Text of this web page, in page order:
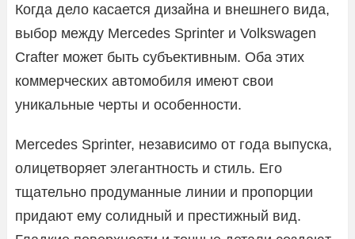
Когда дело касается дизайна и внешнего вида,
выбор между Mercedes Sprinter и Volkswagen
Crafter может быть субъективным. Оба этих
коммерческих автомобиля имеют свои
уникальные черты и особенности.
Mercedes Sprinter, независимо от года выпуска,
олицетворяет элегантность и стиль. Его
тщательно продуманные линии и пропорции
придают ему солидный и престижный вид.